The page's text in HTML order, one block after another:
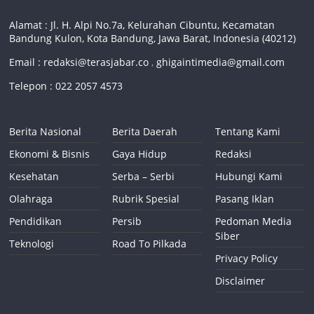
Alamat : Jl. H. Alpi No.7a, Kelurahan Cibuntu, Kecamatan
Bandung Kulon, Kota Bandung, Jawa Barat, Indonesia (40212)
Email : redaksi@terasjabar.co ,ghigaintimedia@gmail.com
Telepon : 022 2057 4573
Berita Nasional
Ekonomi & Bisnis
Kesehatan
Olahraga
Pendidikan
Teknologi
Berita Daerah
Gaya Hidup
Serba – Serbi
Rubrik Spesial
Persib
Road To Pilkada
Tentang Kami
Redaksi
Hubungi Kami
Pasang Iklan
Pedoman Media
Siber
Privacy Policy
Disclaimer